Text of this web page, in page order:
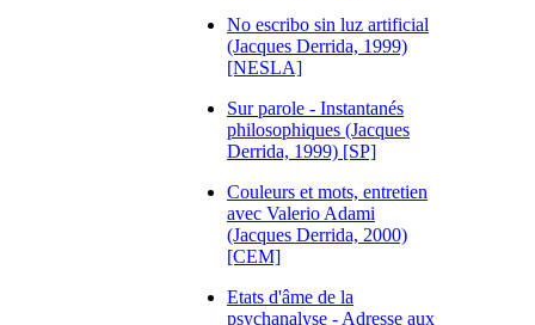
No escribo sin luz artificial
(Jacques Derrida, 1999)
[NESLA]
Sur parole - Instantanés
philosophiques (Jacques
Derrida, 1999) [SP]
Couleurs et mots, entretien
avec Valerio Adami
(Jacques Derrida, 2000)
[CEM]
Etats d'âme de la
psychanalyse - Adresse aux